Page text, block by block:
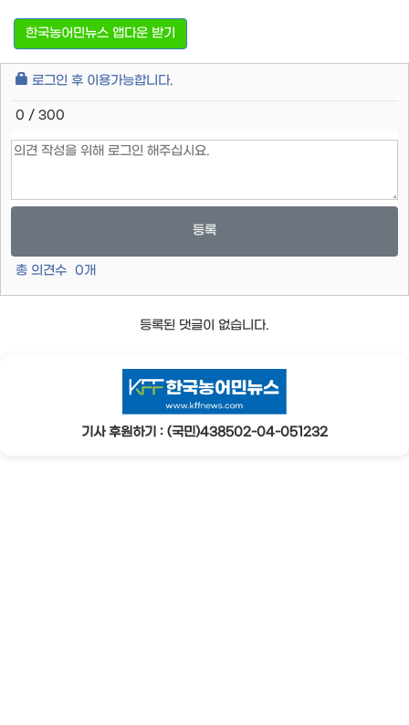
한국농어민뉴스 앱다운 받기
로그인 후 이용가능합니다.
0 / 300
등록
총 의견수 0개
등록된 댓글이 없습니다.
기사 후원하기 : (국민)438502-04-051232